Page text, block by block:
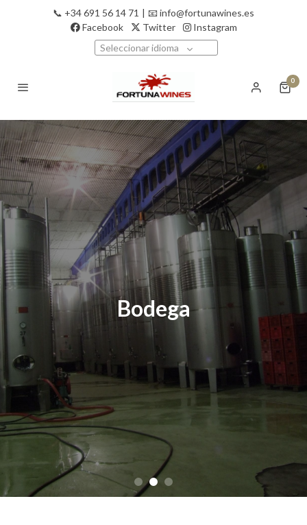
📞 +34 691 56 14 71 | 📧 info@fortunawines.es
Facebook
Twitter
Instagram
Seleccionar idioma
0
Bodega